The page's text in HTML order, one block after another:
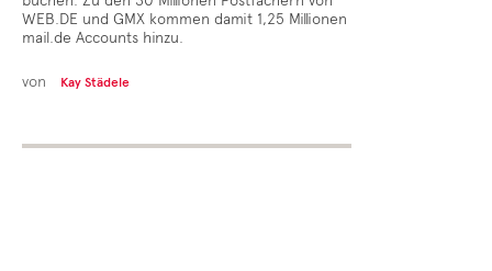
WEB.DE und GMX kommen damit 1,25 Millionen
mail.de Accounts hinzu.
von Kay Städele